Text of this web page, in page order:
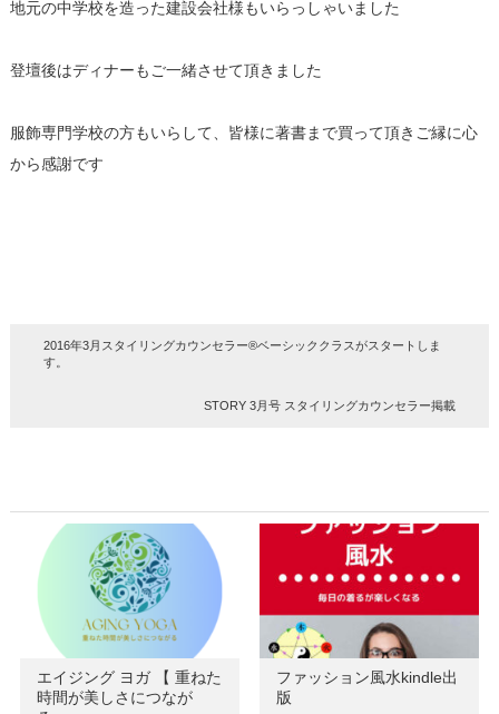
地元の中学校を造った建設会社様もいらっしゃいました
登壇後はディナーもご一緒させて頂きました
服飾専門学校の方もいらして、皆様に著書まで買って頂きご縁に心
から感謝です
2016年3月スタイリングカウンセラー®ベーシッククラスがスタートしま
す。
STORY 3月号 スタイリングカウンセラー掲載
エイジング ヨガ 【 重ねた
時間が美しさにつなが
ファッション風水kindle出
版